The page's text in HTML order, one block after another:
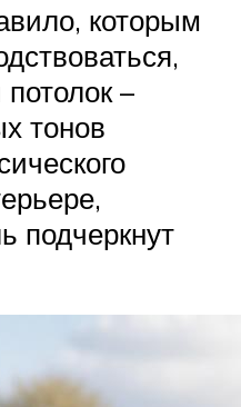
которым
–
тонов
подчеркнут